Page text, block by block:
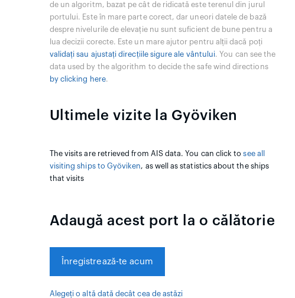
de un algoritm, bazat pe cât de ridicată este terenul din jurul
portului. Este în mare parte corect, dar uneori datele de bază
despre nivelurile de elevație nu sunt suficient de bune pentru a
lua decizii corecte. Este un mare ajutor pentru alții dacă poți
validați sau ajustați direcțiile sigure ale vântului. You can see the
data used by the algorithm to decide the safe wind directions
by clicking here.
Ultimele vizite la Gyöviken
The visits are retrieved from AIS data. You can click tosee all
visiting ships to Gyöviken, as well as statistics about the ships
that visits
Adaugă acest port la o călătorie
Înregistrează-te acum
Alegeți o altă dată decât cea de astăzi